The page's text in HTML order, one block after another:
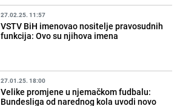
27.02.25. 11:57
VSTV BiH imenovao nositelje pravosudnih
funkcija: Ovo su njihova imena
27.01.25. 18:00
Velike promjene u njemačkom fudbalu:
Bundesliga od narednog kola uvodi novo